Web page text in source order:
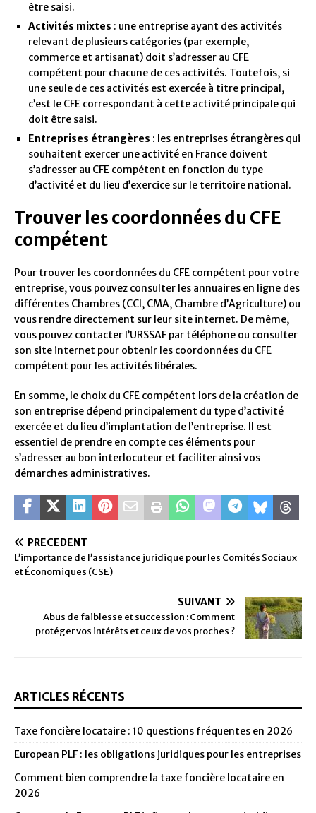
être saisi.
Activités mixtes : une entreprise ayant des activités
relevant de plusieurs catégories (par exemple,
commerce et artisanat) doit s’adresser au CFE
compétent pour chacune de ces activités. Toutefois, si
une seule de ces activités est exercée à titre principal,
c’est le CFE correspondant à cette activité principale qui
doit être saisi.
Entreprises étrangères : les entreprises étrangères qui
souhaitent exercer une activité en France doivent
s’adresser au CFE compétent en fonction du type
d’activité et du lieu d’exercice sur le territoire national.
Trouver les coordonnées du CFE
compétent
Pour trouver les coordonnées du CFE compétent pour votre
entreprise, vous pouvez consulter les annuaires en ligne des
différentes Chambres (CCI, CMA, Chambre d’Agriculture) ou
vous rendre directement sur leur site internet. De même,
vous pouvez contacter l’URSSAF par téléphone ou consulter
son site internet pour obtenir les coordonnées du CFE
compétent pour les activités libérales.
En somme, le choix du CFE compétent lors de la création de
son entreprise dépend principalement du type d’activité
exercée et du lieu d’implantation de l’entreprise. Il est
essentiel de prendre en compte ces éléments pour
s’adresser au bon interlocuteur et faciliter ainsi vos
démarches administratives.
PRÉCÉDENT
L’importance de l’assistance juridique pour les Comités Sociaux
et Économiques (CSE)
SUIVANT
Abus de faiblesse et succession : Comment
protéger vos intérêts et ceux de vos proches ?
ARTICLES RÉCENTS
Taxe foncière locataire : 10 questions fréquentes en 2026
European PLF : les obligations juridiques pour les entreprises
Comment bien comprendre la taxe foncière locataire en
2026